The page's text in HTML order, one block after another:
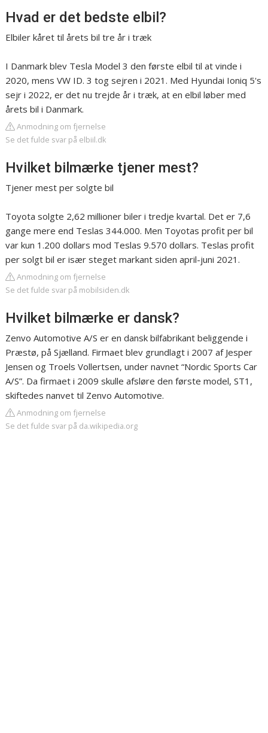
Hvad er det bedste elbil?
Elbiler kåret til årets bil tre år i træk
I Danmark blev Tesla Model 3 den første elbil til at vinde i
2020, mens VW ID. 3 tog sejren i 2021. Med Hyundai Ioniq 5's
sejr i 2022, er det nu trejde år i træk, at en elbil løber med
årets bil i Danmark.
Anmodning om fjernelse
Se det fulde svar på elbiil.dk
Hvilket bilmærke tjener mest?
Tjener mest per solgte bil
Toyota solgte 2,62 millioner biler i tredje kvartal. Det er 7,6
gange mere end Teslas 344.000. Men Toyotas profit per bil
var kun 1.200 dollars mod Teslas 9.570 dollars. Teslas profit
per solgt bil er især steget markant siden april-juni 2021.
Anmodning om fjernelse
Se det fulde svar på mobilsiden.dk
Hvilket bilmærke er dansk?
Zenvo Automotive A/S er en dansk bilfabrikant beliggende i
Præstø, på Sjælland. Firmaet blev grundlagt i 2007 af Jesper
Jensen og Troels Vollertsen, under navnet “Nordic Sports Car
A/S”. Da firmaet i 2009 skulle afsløre den første model, ST1,
skiftedes nanvet til Zenvo Automotive.
Anmodning om fjernelse
Se det fulde svar på da.wikipedia.org